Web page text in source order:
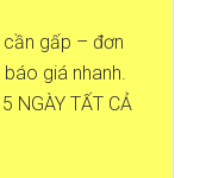
gấp – đơn
giá nhanh.
NGÀY TẤT CẢ